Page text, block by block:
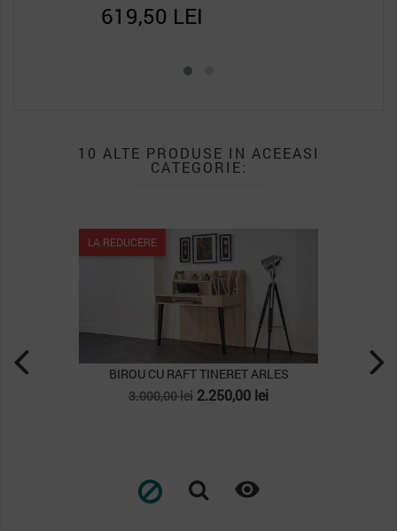
513,75 LEI
10 ALTE PRODUSE IN ACEEASI
CATEGORIE:
LA REDUCERE
BIROU CU RAFT TINERET ARLES
3.000,00 leiPret
2.250,00 lei
